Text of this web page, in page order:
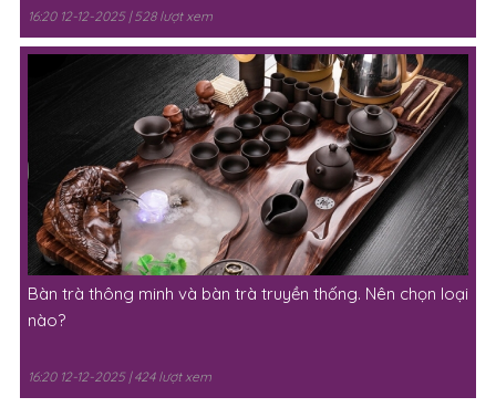
16:20 12-12-2025 | 528 lượt xem
Bàn trà thông minh và bàn trà truyền thống. Nên chọn loại
nào?
16:20 12-12-2025 | 424 lượt xem